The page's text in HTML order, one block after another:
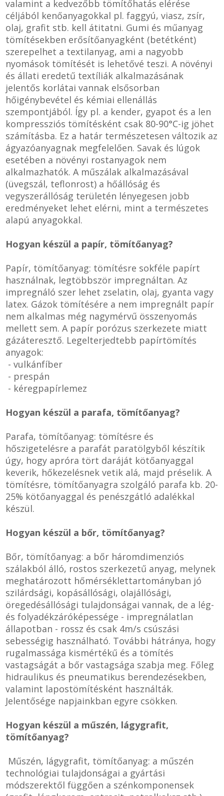
valamint a kedvezőbb tömítőhatás elérése
céljából kenőanyagokkal pl. faggyú, viasz, zsír,
olaj, grafit stb. kell átitatni. Gumi és műanyag
tömítésekben erősítőanyagként (betétként)
szerepelhet a textilanyag, ami a nagyobb
nyomások tömítését is lehetővé teszi. A növényi
és állati eredetű textíliák alkalmazásának
jelentős korlátai vannak elsősorban
hőigénybevétel és kémiai ellenállás
szempontjából. Így pl. a kender, gyapot és a len
kompressziós tömítésként csak 80-90°C-ig jöhet
számításba. Ez a határ természetesen változik az
ágyazóanyagnak megfelelően. Savak és lúgok
esetében a növényi rostanyagok nem
alkalmazhatók. A műszálak alkalmazásával
(üvegszál, teflonrost) a hőállóság és
vegyszerállóság területén lényegesen jobb
eredményeket lehet elérni, mint a természetes
alapú anyagokkal.
Hogyan készül a papír, tömítőanyag?
Papír, tömítőanyag: tömítésre sokféle papírt
használnak, legtöbbször impregnáltan. Az
impregnáló szer lehet zselatin, olaj, gyanta vagy
latex. Gázok tömítésére a nem impregnált papír
nem alkalmas még nagymérvű összenyomás
mellett sem. A papír porózus szerkezete miatt
gázáteresztő. Legelterjedtebb papírtömítés
anyagok:
- vulkánfíber
- prespán
- kéregpapírlemez
Hogyan készül a parafa, tömítőanyag?
Parafa, tömítőanyag: tömítésre és
hőszigetelésre a parafát paratölgyből készítik
úgy, hogy apróra tört daráját kötőanyaggal
keverik, hőkezelésnek vetik alá, majd préselik. A
tömítésre, tömítőanyagra szolgáló parafa kb. 20-
25% kötőanyaggal és penészgátló adalékkal
készül.
Hogyan készül a bőr, tömítőanyag?
Bőr, tömítőanyag: a bőr háromdimenziós
szálakból álló, rostos szerkezetű anyag, melynek
meghatározott hőmérséklettartományban jó
szilárdsági, kopásállósági, olajállósági,
öregedésállósági tulajdonságai vannak, de a lég-
és folyadékzáróképessége - impregnálatlan
állapotban - rossz és csak 4m/s csúszási
sebességig használható. További hátránya, hogy
rugalmassága kismértékű és a tömítés
vastagságát a bőr vastagsága szabja meg. Főleg
hidraulikus és pneumatikus berendezésekben,
valamint lapostömítésként használták.
Jelentősége napjainkban egyre csökken.
Hogyan készül a műszén, lágygrafit,
tömítőanyag?
Műszén, lágygrafit, tömítőanyag: a műszén
technológiai tulajdonságai a gyártási
módszerektől függően a szénkomponensek